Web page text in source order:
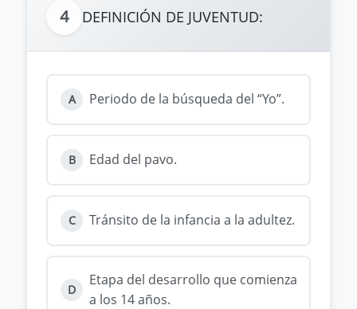
4 DEFINICIÓN DE JUVENTUD:
A Periodo de la búsqueda del “Yo”.
B Edad del pavo.
C Tránsito de la infancia a la adultez.
D
Etapa del desarrollo que comienza
a los 14 años.